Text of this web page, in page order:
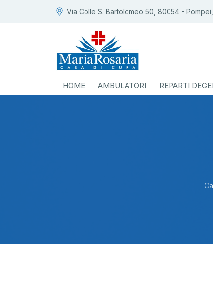
Via Colle S. Bartolomeo 50, 80054 -
HOME AMBULATORI REPARTI